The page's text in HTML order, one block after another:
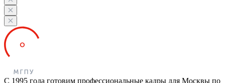
С 1995 года готовим профессиональные кадры для Москвы по